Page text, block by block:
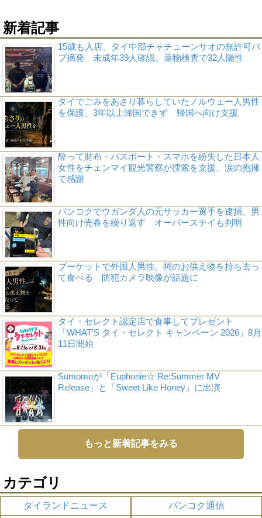
新着記事
15歳も入店、タイ中部チャチューンサオの無許可パ
ブ摘発 未成年39人確認、薬物検査で32人陽性
タイでごみをあさり暮らしていたノルウェー人男性
を保護、3年以上帰国できず 帰国へ向け支援
酔って財布・パスポート・スマホを紛失した日本人
女性をチェンマイ観光警察が捜索を支援、涙の抱擁
で感謝
バンコクでウガンダ人の元サッカー選手を逮捕、男
性向け売春を繰り返す オーバーステイも判明
プーケットで外国人男性、祠のお供え物を持ち去っ
て食べる 防犯カメラ映像が話題に
タイ・セレクト認定店で食事してプレゼント
「WHAT’S タイ・セレクト キャンペーン 2026」8月
11日開始
Sumomoが「Euphonie☆ Re:Summer MV
Release」と「Sweet Like Honey」に出演
もっと新着記事をみる
カテゴリ
タイランドニュース
バンコク通信